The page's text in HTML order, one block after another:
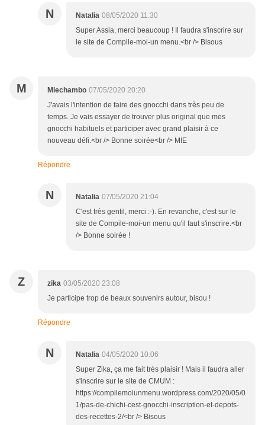
N Natalia 08/05/2020 11:30
Super Assia, merci beaucoup ! Il faudra s'inscrire sur
le site de Compile-moi-un menu.<br /> Bisous
M Miechambo 07/05/2020 20:20
J'avais l'intention de faire des gnocchi dans très peu de
temps. Je vais essayer de trouver plus original que mes
gnocchi habituels et participer avec grand plaisir à ce
nouveau défi.<br /> Bonne soirée<br /> MIE
Répondre
N Natalia 07/05/2020 21:04
C'est très gentil, merci :-). En revanche, c'est sur le
site de Compile-moi-un menu qu'il faut s'inscrire.<br
/> Bonne soirée !
Z zika 03/05/2020 23:08
Je participe trop de beaux souvenirs autour, bisou !
Répondre
N Natalia 04/05/2020 10:06
Super Zika, ça me fait très plaisir ! Mais il faudra aller
s'inscrire sur le site de CMUM :
https://compilemoiunmenu.wordpress.com/2020/05/0
1/pas-de-chichi-cest-gnocchi-inscription-et-depots-
des-recettes-2/<br /> Bisous